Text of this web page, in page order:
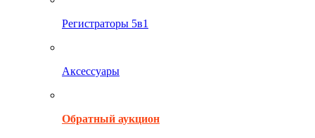
Регистраторы 5в1
Аксессуары
Обратный аукцион